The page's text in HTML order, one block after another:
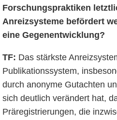
Forschungspraktiken
Anreizsysteme befördert
eine Gegenentwicklung?
TF: Das stärkste
Publikationssystem,
durch anonyme Gutachten
sich deutlich verändert hat,
Präregistrierungen, die